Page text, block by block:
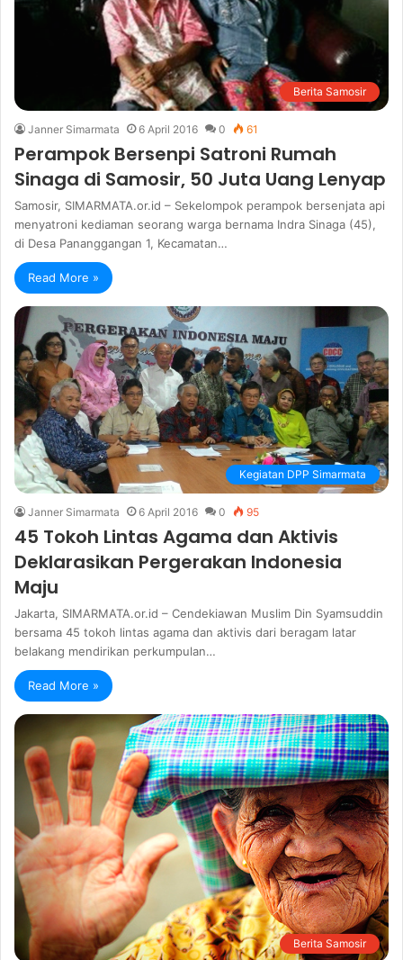
Berita Samosir
Janner Simarmata 6 April 2016 0 61
Perampok Bersenpi Satroni Rumah
Sinaga di Samosir, 50 Juta Uang Lenyap
Samosir, SIMARMATA.or.id – Sekelompok perampok bersenjata api
menyatroni kediaman seorang warga bernama Indra Sinaga (45),
di Desa Pananggangan 1, Kecamatan…
Read More »
Kegiatan DPP Simarmata
Janner Simarmata 6 April 2016 0 95
45 Tokoh Lintas Agama dan Aktivis
Deklarasikan Pergerakan Indonesia
Maju
Jakarta, SIMARMATA.or.id – Cendekiawan Muslim Din Syamsuddin
bersama 45 tokoh lintas agama dan aktivis dari beragam latar
belakang mendirikan perkumpulan…
Read More »
Berita Samosir